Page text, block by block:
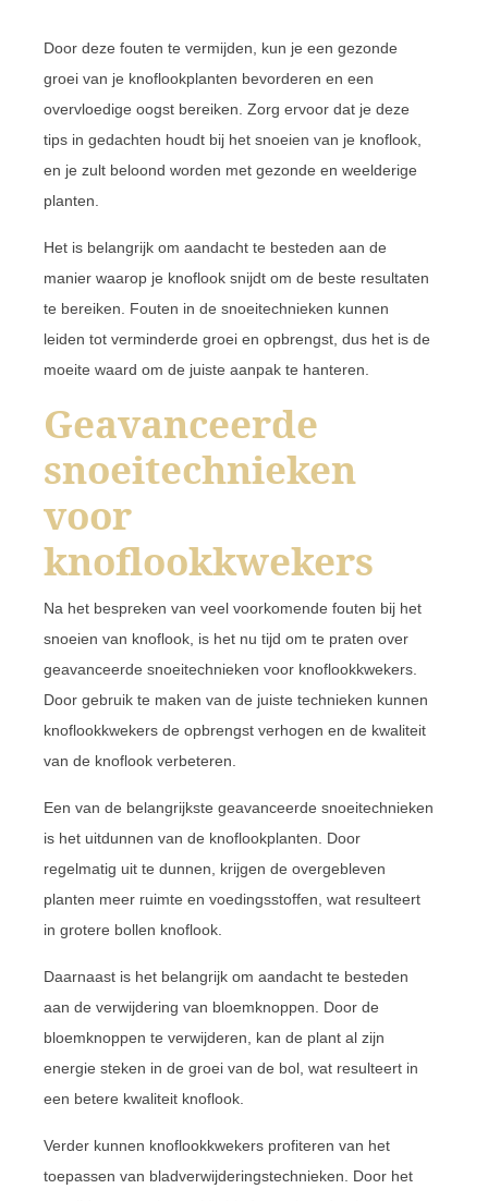
Door deze fouten te vermijden, kun je een gezonde
groei van je knoflookplanten bevorderen en een
overvloedige oogst bereiken. Zorg ervoor dat je deze
tips in gedachten houdt bij het snoeien van je knoflook,
en je zult beloond worden met gezonde en weelderige
planten.
Het is belangrijk om aandacht te besteden aan de
manier waarop je knoflook snijdt om de beste resultaten
te bereiken. Fouten in de snoeitechnieken kunnen
leiden tot verminderde groei en opbrengst, dus het is de
moeite waard om de juiste aanpak te hanteren.
Geavanceerde
snoeitechnieken
voor
knoflookkwekers
Na het bespreken van veel voorkomende fouten bij het
snoeien van knoflook, is het nu tijd om te praten over
geavanceerde snoeitechnieken voor knoflookkwekers.
Door gebruik te maken van de juiste technieken kunnen
knoflookkwekers de opbrengst verhogen en de kwaliteit
van de knoflook verbeteren.
Een van de belangrijkste geavanceerde snoeitechnieken
is het uitdunnen van de knoflookplanten. Door
regelmatig uit te dunnen, krijgen de overgebleven
planten meer ruimte en voedingsstoffen, wat resulteert
in grotere bollen knoflook.
Daarnaast is het belangrijk om aandacht te besteden
aan de verwijdering van bloemknoppen. Door de
bloemknoppen te verwijderen, kan de plant al zijn
energie steken in de groei van de bol, wat resulteert in
een betere kwaliteit knoflook.
Verder kunnen knoflookkwekers profiteren van het
toepassen van bladverwijderingstechnieken. Door het